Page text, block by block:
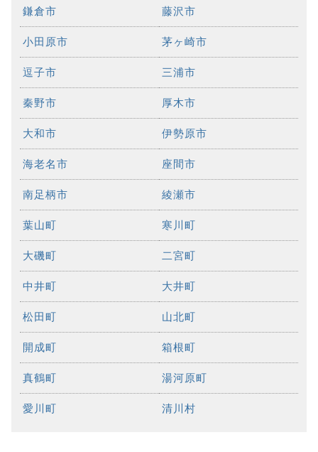
鎌倉市 藤沢市
小田原市 茅ヶ崎市
逗子市 三浦市
秦野市 厚木市
大和市 伊勢原市
海老名市 座間市
南足柄市 綾瀬市
葉山町 寒川町
大磯町 二宮町
中井町 大井町
松田町 山北町
開成町 箱根町
真鶴町 湯河原町
愛川町 清川村